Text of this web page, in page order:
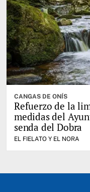
CANGAS DE ONÍS
Refuerzo de la
medidas del
senda del Dobra
EL FIELATO Y EL NORA